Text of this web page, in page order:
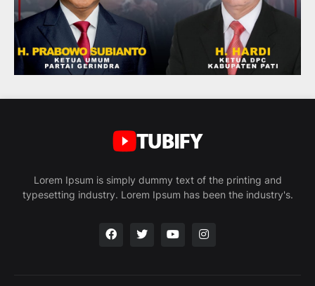
Lorem Ipsum is simply dummy text of the printing and
typesetting industry. Lorem Ipsum has been the industry's.